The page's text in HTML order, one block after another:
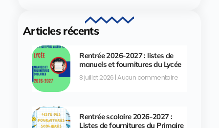
Articles récents
Rentrée 2026-2027 : listes de
manuels et fournitures du Lycée
8 juillet 2026 Aucun commentaire
Rentrée scolaire 2026-2027 :
Listes de fournitures du Primaire